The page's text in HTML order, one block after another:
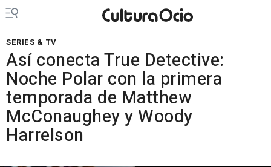
SERIES & TV
Así conecta True Detective:
Noche Polar con la primera
temporada de Matthew
McConaughey y Woody
Harrelson